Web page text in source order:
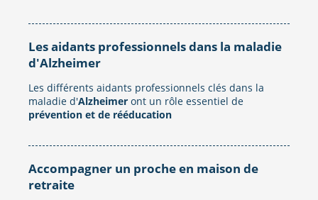
Les aidants professionnels dans la maladie
d'Alzheimer
Les différents aidants professionnels clés dans la
maladie d'Alzheimer ont un rôle essentiel de
prévention et de rééducation
Accompagner un proche en maison de
retraite